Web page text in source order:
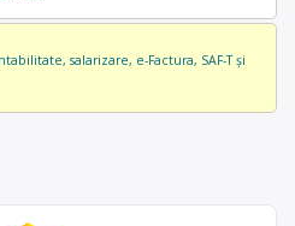
salarizare, e-Factura, SAF-T și